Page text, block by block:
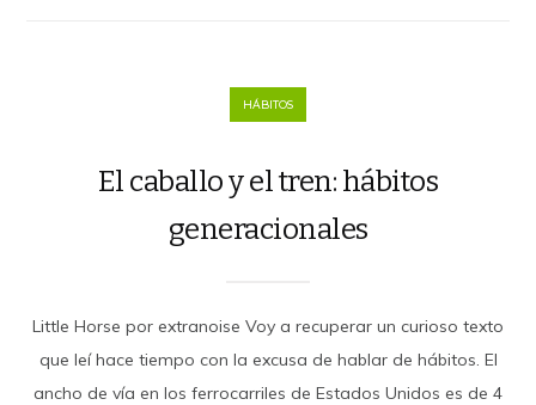
HÁBITOS
El caballo y el tren: hábitos
generacionales
Little Horse por extranoise Voy a recuperar un curioso texto
que leí hace tiempo con la excusa de hablar de hábitos. El
ancho de vía en los ferrocarriles de Estados Unidos es de 4